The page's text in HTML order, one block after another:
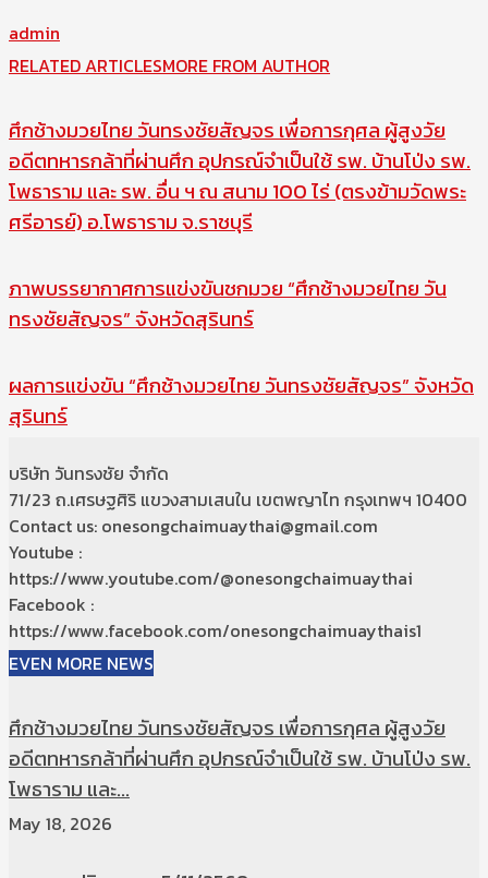
admin
RELATED ARTICLESMORE FROM AUTHOR
ศึกช้างมวยไทย วันทรงชัยสัญจร เพื่อการกุศล ผู้สูงวัย
อดีตทหารกล้าที่ผ่านศึก อุปกรณ์จำเป็นใช้ รพ. บ้านโป่ง รพ.
โพธาราม และ รพ. อื่น ฯ ณ สนาม 100 ไร่ (ตรงข้ามวัดพระ
ศรีอารย์) อ.โพธาราม จ.ราชบุรี
ภาพบรรยากาศการแข่งขันชกมวย “ศึกช้างมวยไทย วัน
ทรงชัยสัญจร” จังหวัดสุรินทร์
ผลการแข่งขัน “ศึกช้างมวยไทย วันทรงชัยสัญจร” จังหวัด
สุรินทร์
บริษัท วันทรงชัย จำกัด
71/23 ถ.เศรษฐศิริ แขวงสามเสนใน เขตพญาไท กรุงเทพฯ 10400
Contact us: onesongchaimuaythai@gmail.com
Youtube :
https://www.youtube.com/@onesongchaimuaythai
Facebook :
https://www.facebook.com/onesongchaimuaythais1
EVEN MORE NEWS
ศึกช้างมวยไทย วันทรงชัยสัญจร เพื่อการกุศล ผู้สูงวัย
อดีตทหารกล้าที่ผ่านศึก อุปกรณ์จำเป็นใช้ รพ. บ้านโป่ง รพ.
โพธาราม และ...
May 18, 2026